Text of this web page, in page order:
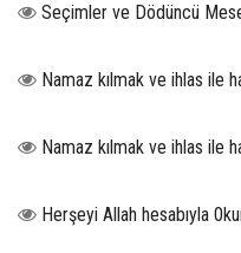
Seçimler ve Dödüncü
Namaz kılmak ve ihlas ile
Namaz kılmak ve ihlas ile
Herşeyi Allah hesabıyla